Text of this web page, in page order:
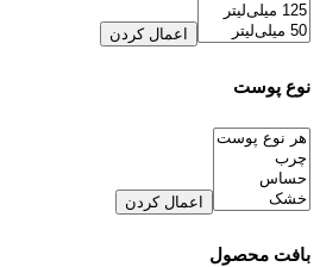
اعمال کردن
نوع پوست
اعمال کردن
بافت محصول